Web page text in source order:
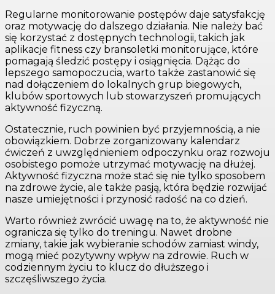
Regularne monitorowanie postępów daje satysfakcję
oraz motywację do dalszego działania. Nie należy bać
się korzystać z dostępnych technologii, takich jak
aplikacje fitness czy bransoletki monitorujące, które
pomagają śledzić postępy i osiągnięcia. Dążąc do
lepszego samopoczucia, warto także zastanowić się
nad dołączeniem do lokalnych grup biegowych,
klubów sportowych lub stowarzyszeń promujących
aktywność fizyczną.
Ostatecznie, ruch powinien być przyjemnością, a nie
obowiązkiem. Dobrze zorganizowany kalendarz
ćwiczeń z uwzględnieniem odpoczynku oraz rozwoju
osobistego pomoże utrzymać motywację na dłużej.
Aktywność fizyczna może stać się nie tylko sposobem
na zdrowe życie, ale także pasją, która będzie rozwijać
nasze umiejętności i przynosić radość na co dzień.
Warto również zwrócić uwagę na to, że aktywność nie
ogranicza się tylko do treningu. Nawet drobne
zmiany, takie jak wybieranie schodów zamiast windy,
mogą mieć pozytywny wpływ na zdrowie. Ruch w
codziennym życiu to klucz do dłuższego i
szczęśliwszego życia.